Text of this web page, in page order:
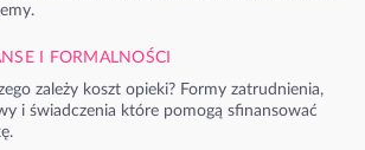
I FORMALNOŚCI
zależy koszt opieki? Formy zatrudnienia,
i świadczenia które pomogą sfinansować